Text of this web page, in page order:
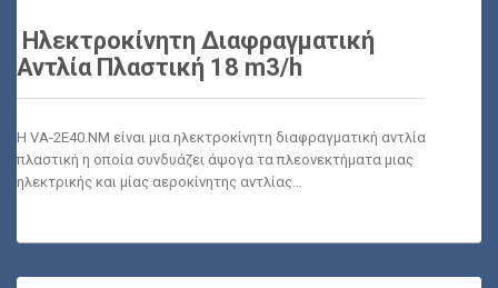
Ηλεκτροκίνητη Διαφραγματική
Αντλία Πλαστική 18 m3/h
Η VA-2E40.NM είναι μια ηλεκτροκίνητη διαφραγματική αντλία
πλαστική η οποία συνδυάζει άψογα τα πλεονεκτήματα μιας
ηλεκτρικής και μίας αεροκίνητης αντλίας…